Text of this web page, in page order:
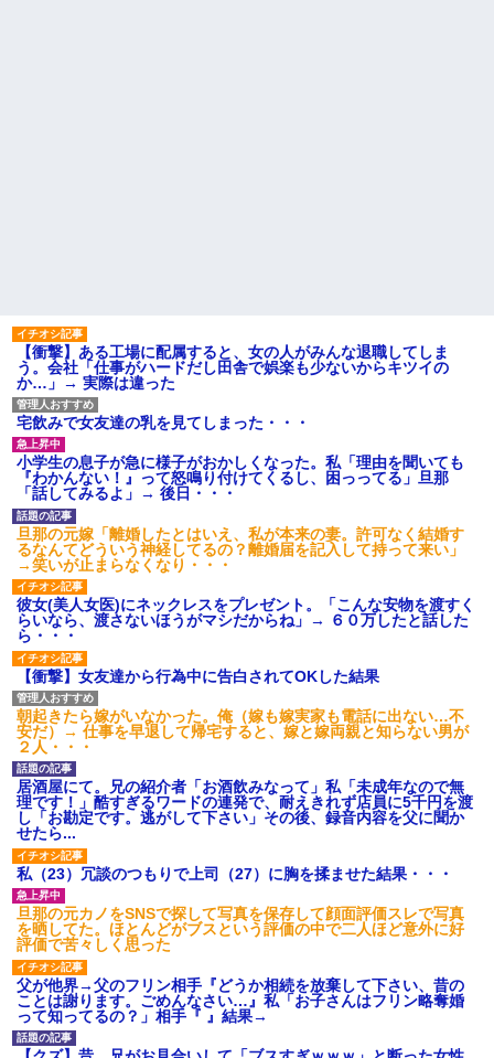
【衝撃】ある工場に配属すると、女の人がみんな退職してしま
う。会社「仕事がハードだし田舎で娯楽も少ないからキツイの
か…」→ 実際は違った
宅飲みで女友達の乳を見てしまった・・・
小学生の息子が急に様子がおかしくなった。私「理由を聞いても
『わかんない！』って怒鳴り付けてくるし、困っってる」旦那
「話してみるよ」→ 後日・・・
旦那の元嫁「離婚したとはいえ、私が本来の妻。許可なく結婚す
るなんてどういう神経してるの？離婚届を記入して持って来い」
→笑いが止まらなくなり・・・
彼女(美人女医)にネックレスをプレゼント。「こんな安物を渡すく
らいなら、渡さないほうがマシだからね」→ ６０万したと話した
ら・・・
【衝撃】女友達から行為中に告白されてOKした結果
朝起きたら嫁がいなかった。俺（嫁も嫁実家も電話に出ない…不
安だ）→ 仕事を早退して帰宅すると、嫁と嫁両親と知らない男が
２人・・・
居酒屋にて。兄の紹介者「お酒飲みなって」私「未成年なので無
理です！」酷すぎるワードの連発で、耐えきれず店員に5千円を渡
し「お勘定です。逃がして下さい」その後、録音内容を父に聞か
せたら...
私（23）冗談のつもりで上司（27）に胸を揉ませた結果・・・
旦那の元カノをSNSで探して写真を保存して顔面評価スレで写真
を晒してた。ほとんどがブスという評価の中で二人ほど意外に好
評価で苦々しく思った
父が他界→父のフリン相手『どうか相続を放棄して下さい、昔の
ことは謝ります。ごめんなさい…』私「お子さんはフリン略奪婚
って知ってるの？」相手『 』結果→